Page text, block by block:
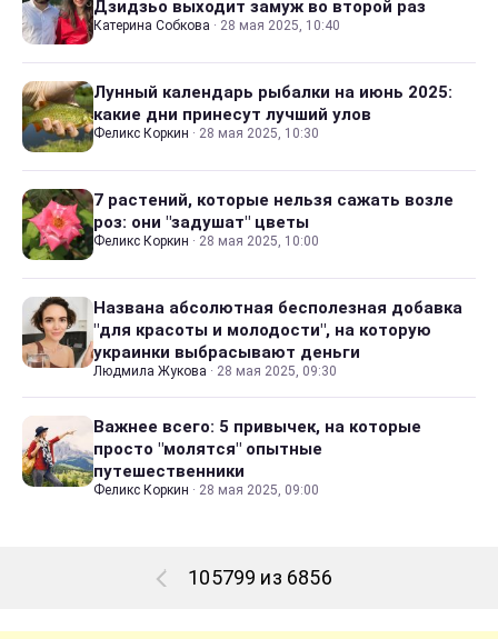
Дзидзьо выходит замуж во второй раз
Катерина Собкова · 28 мая 2025, 10:40
Лунный календарь рыбалки на июнь 2025:
какие дни принесут лучший улов
Феликс Коркин · 28 мая 2025, 10:30
7 растений, которые нельзя сажать возле
роз: они "задушат" цветы
Феликс Коркин · 28 мая 2025, 10:00
Названа абсолютная бесполезная добавка
"для красоты и молодости", на которую
украинки выбрасывают деньги
Людмила Жукова · 28 мая 2025, 09:30
Важнее всего: 5 привычек, на которые
просто "молятся" опытные
путешественники
Феликс Коркин · 28 мая 2025, 09:00
105799 из 6856